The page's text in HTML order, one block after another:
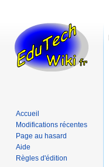
Accueil
Modifications récentes
Page au hasard
Aide
Règles d'édition